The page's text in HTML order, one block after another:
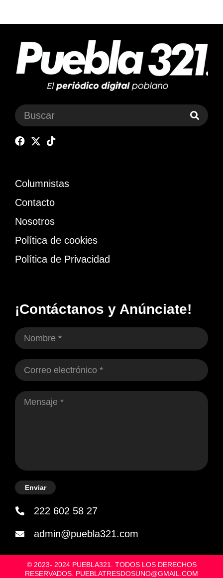
Columnistas
Contacto
Nosotros
Política de cookies
Política de Privacidad
¡Contáctanos y Anúnciate!
Enviar
222 602 58 27
admin@puebla321.com
© 2023- 2024 PUEBLA321. TODOS LOS DERECHOS
RESERVADOS. PUEBLATRESDOSUNO@GMAIL.COM